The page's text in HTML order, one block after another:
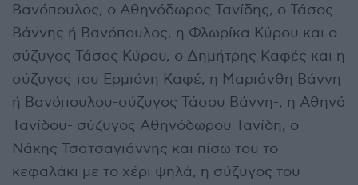
Βανόπουλος, ο Αθηνόδωρος Τανίδης, ο Τάσος
Βάννης ή Βανόπουλος, η Φλωρίκα Κύρου και ο
σύζυγος Τάσος Κύρου, ο Δημήτρης Καφές και η
σύζυγος του Ερμιόνη Καφέ, η Μαριάνθη Βάννη
ή Βανόπουλου-σύζυγος Τάσου Βάννη-, η Αθηνά
Τανίδου- σύζυγος Αθηνόδωρου Τανίδη, ο
Νάκης Τσατσαγιάννης και πίσω του το
κεφαλάκι με το χέρι ψηλά, η σύζυγος του